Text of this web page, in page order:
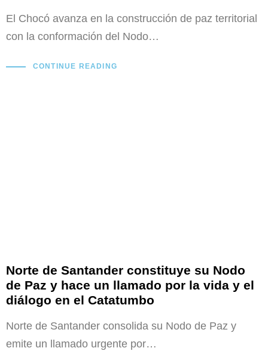
El Chocó avanza en la construcción de paz territorial
con la conformación del Nodo…
CONTINUE READING
Norte de Santander constituye su Nodo
de Paz y hace un llamado por la vida y el
diálogo en el Catatumbo
Norte de Santander consolida su Nodo de Paz y
emite un llamado urgente por…